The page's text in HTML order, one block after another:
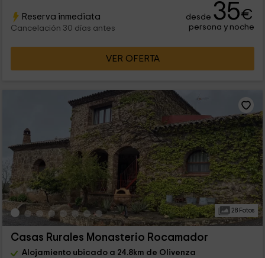
Reserva inmediata
Cancelación 30 días antes
desde 35€
persona y noche
VER OFERTA
28 Fotos
Casas Rurales Monasterio Rocamador
Alojamiento ubicado a 24.8km de Olivenza